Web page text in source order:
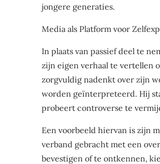
jongere generaties.
Media als Platform voor
In plaats van passief deel te
zijn eigen verhaal te vertellen
zorgvuldig nadenkt over zijn
worden geïnterpreteerd. Hij
probeert controverse te
Een voorbeeld hiervan is zijn
verband gebracht met een
bevestigen of te ontkennen,